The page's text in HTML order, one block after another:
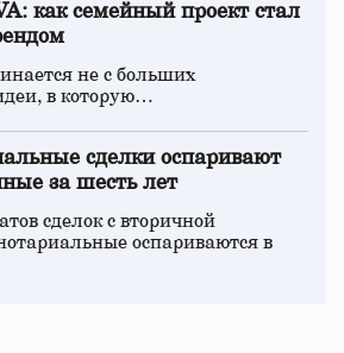
как семейный проект стал
не с больших
в которую…
сделки оспаривают
за шесть лет
сделок с вторичной
оспариваются в